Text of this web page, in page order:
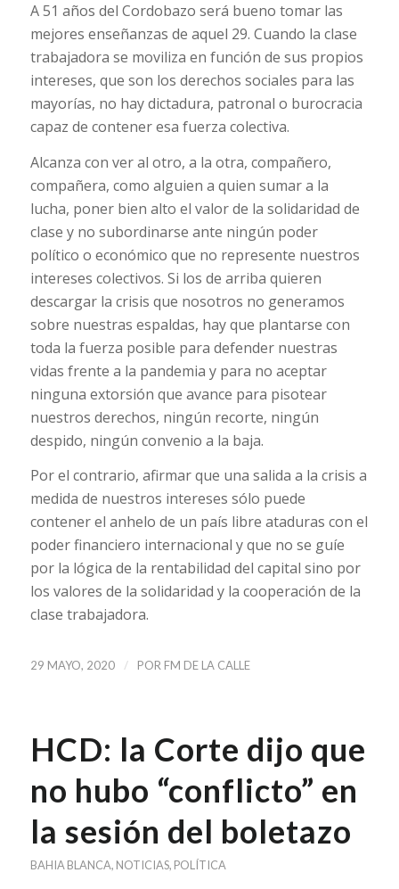
A 51 años del Cordobazo será bueno tomar las
mejores enseñanzas de aquel 29. Cuando la clase
trabajadora se moviliza en función de sus propios
intereses, que son los derechos sociales para las
mayorías, no hay dictadura, patronal o burocracia
capaz de contener esa fuerza colectiva.
Alcanza con ver al otro, a la otra, compañero,
compañera, como alguien a quien sumar a la
lucha, poner bien alto el valor de la solidaridad de
clase y no subordinarse ante ningún poder
político o económico que no represente nuestros
intereses colectivos. Si los de arriba quieren
descargar la crisis que nosotros no generamos
sobre nuestras espaldas, hay que plantarse con
toda la fuerza posible para defender nuestras
vidas frente a la pandemia y para no aceptar
ninguna extorsión que avance para pisotear
nuestros derechos, ningún recorte, ningún
despido, ningún convenio a la baja.
Por el contrario, afirmar que una salida a la crisis a
medida de nuestros intereses sólo puede
contener el anhelo de un país libre ataduras con el
poder financiero internacional y que no se guíe
por la lógica de la rentabilidad del capital sino por
los valores de la solidaridad y la cooperación de la
clase trabajadora.
29 MAYO, 2020 / POR FM DE LA CALLE
HCD: la Corte dijo que
no hubo “conflicto” en
la sesión del boletazo
BAHIA BLANCA, NOTICIAS, POLÍTICA